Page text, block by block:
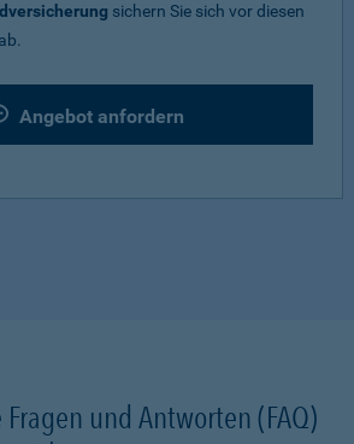
sichern Sie sich vor diesen
Angebot anfordern
und Antworten (FAQ)